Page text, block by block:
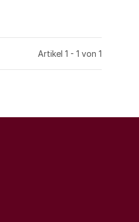
Artikel 1 - 1 von 1